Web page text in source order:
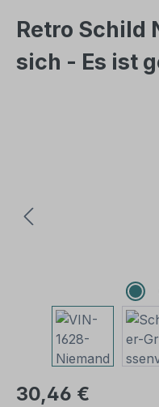
Retro Schild
sich - Es ist
30,46 €